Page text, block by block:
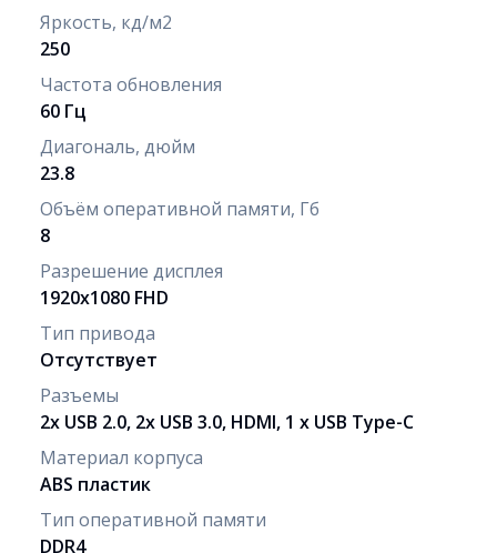
Яркость, кд/м2
250
Частота обновления
60 Гц
Диагональ, дюйм
23.8
Объём оперативной памяти, Гб
8
Разрешение дисплея
1920x1080 FHD
Тип привода
Отсутствует
Разъемы
2x USB 2.0, 2x USB 3.0, HDMI, 1 х USB Type-C
Материал корпуса
ABS пластик
Тип оперативной памяти
DDR4